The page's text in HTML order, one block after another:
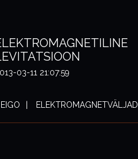
03-11 21:07:59
ELEKTROMAGNETVÄLJAD